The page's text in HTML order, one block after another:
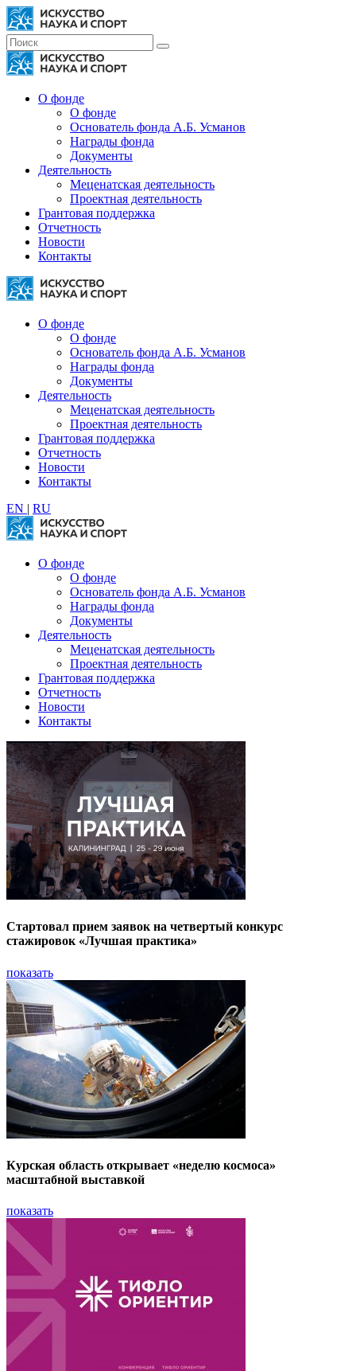
О фонде
О фонде
Основатель фонда А.Б. Усманов
Награды фонда
Документы
Деятельность
Меценатская деятельность
Проектная деятельность
Грантовая поддержка
Отчетность
Новости
Контакты
О фонде
О фонде
Основатель фонда А.Б. Усманов
Награды фонда
Документы
Деятельность
Меценатская деятельность
Проектная деятельность
Грантовая поддержка
Отчетность
Новости
Контакты
EN | RU
О фонде
О фонде
Основатель фонда А.Б. Усманов
Награды фонда
Документы
Деятельность
Меценатская деятельность
Проектная деятельность
Грантовая поддержка
Отчетность
Новости
Контакты
Стартовал прием заявок на четвертый конкурс
стажировок «Лучшая практика»
показать
Курская область открывает «неделю космоса»
масштабной выставкой
показать